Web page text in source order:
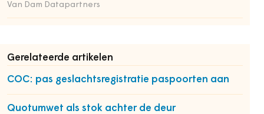
Van Dam Datapartners
Gerelateerde artikelen
COC: pas geslachtsregistratie paspoorten aan
Quotumwet als stok achter de deur